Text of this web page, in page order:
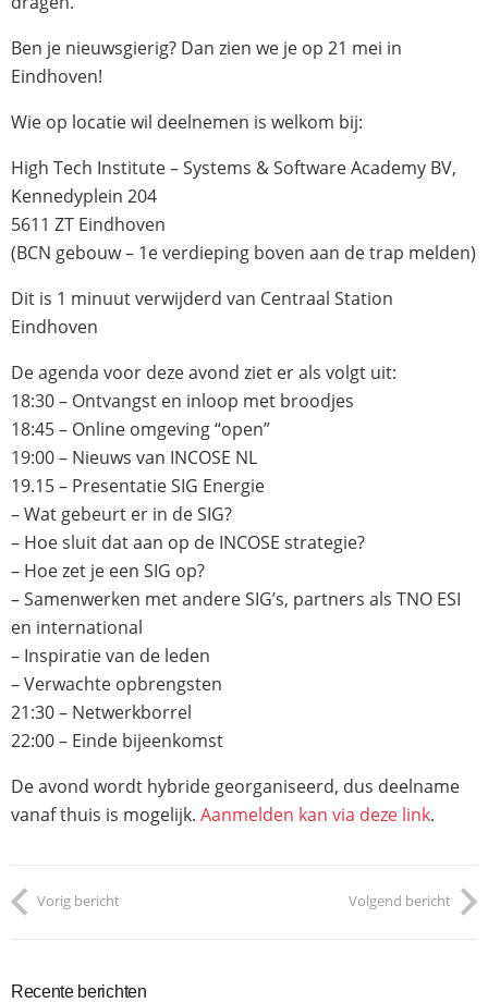
Ben je nieuwsgierig? Dan zien we je op 21 mei in
Eindhoven!
Wie op locatie wil deelnemen is welkom bij:
High Tech Institute – Systems & Software Academy BV,
Kennedyplein 204
5611 ZT Eindhoven
(BCN gebouw – 1e verdieping boven aan de trap melden)
Dit is 1 minuut verwijderd van Centraal Station
Eindhoven
De agenda voor deze avond ziet er als volgt uit:
18:30 – Ontvangst en inloop met broodjes
18:45 – Online omgeving “open”
19:00 – Nieuws van INCOSE NL
19.15 – Presentatie SIG Energie
– Wat gebeurt er in de SIG?
– Hoe sluit dat aan op de INCOSE strategie?
– Hoe zet je een SIG op?
– Samenwerken met andere SIG’s, partners als TNO ESI
en international
– Inspiratie van de leden
– Verwachte opbrengsten
21:30 – Netwerkborrel
22:00 – Einde bijeenkomst
De avond wordt hybride georganiseerd, dus deelname
vanaf thuis is mogelijk. Aanmelden kan via deze link.
Vorig bericht Volgend bericht
Recente berichten